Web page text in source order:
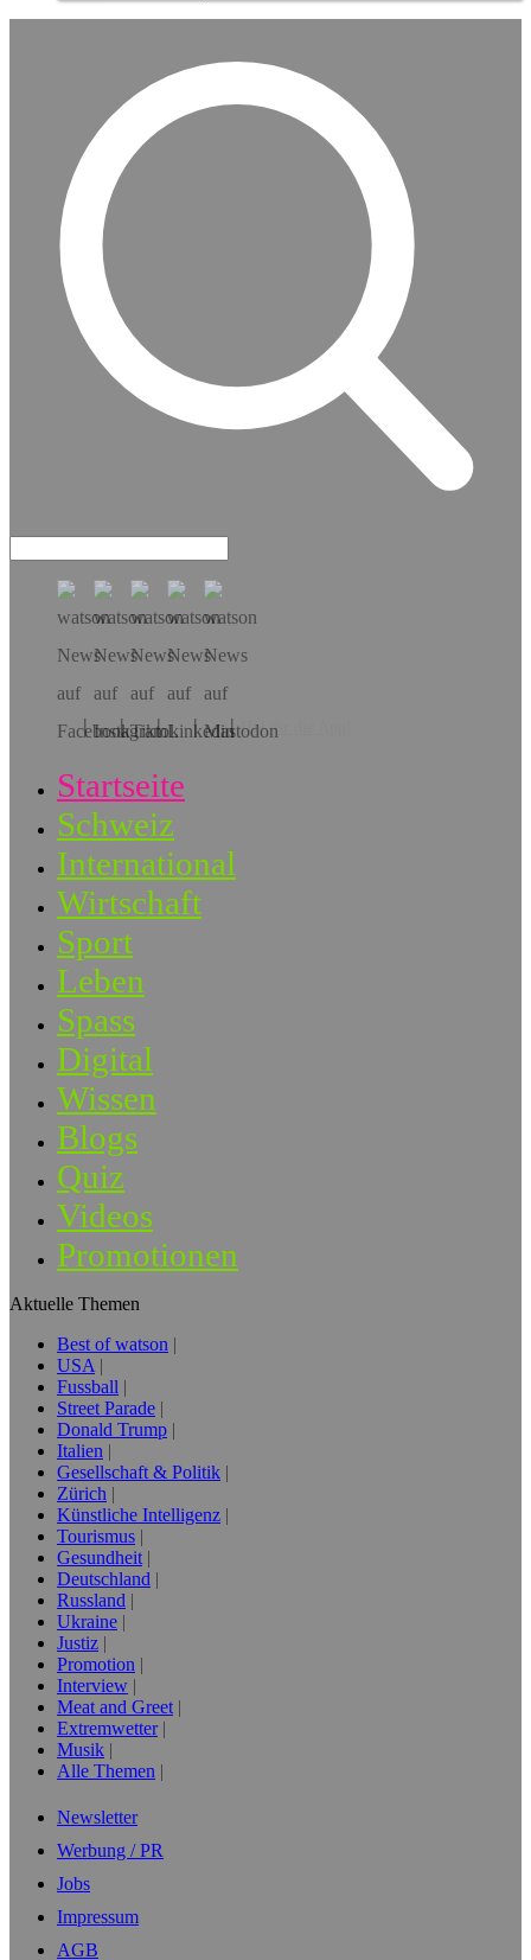
Hol dir die App!
Startseite
Schweiz
International
Wirtschaft
Sport
Leben
Spass
Digital
Wissen
Blogs
Quiz
Videos
Promotionen
Aktuelle Themen
Best of watson
USA
Fussball
Street Parade
Donald Trump
Italien
Gesellschaft & Politik
Zürich
Künstliche Intelligenz
Tourismus
Gesundheit
Deutschland
Russland
Ukraine
Justiz
Promotion
Interview
Meat and Greet
Extremwetter
Musik
Alle Themen
Newsletter
Werbung / PR
Jobs
Impressum
AGB